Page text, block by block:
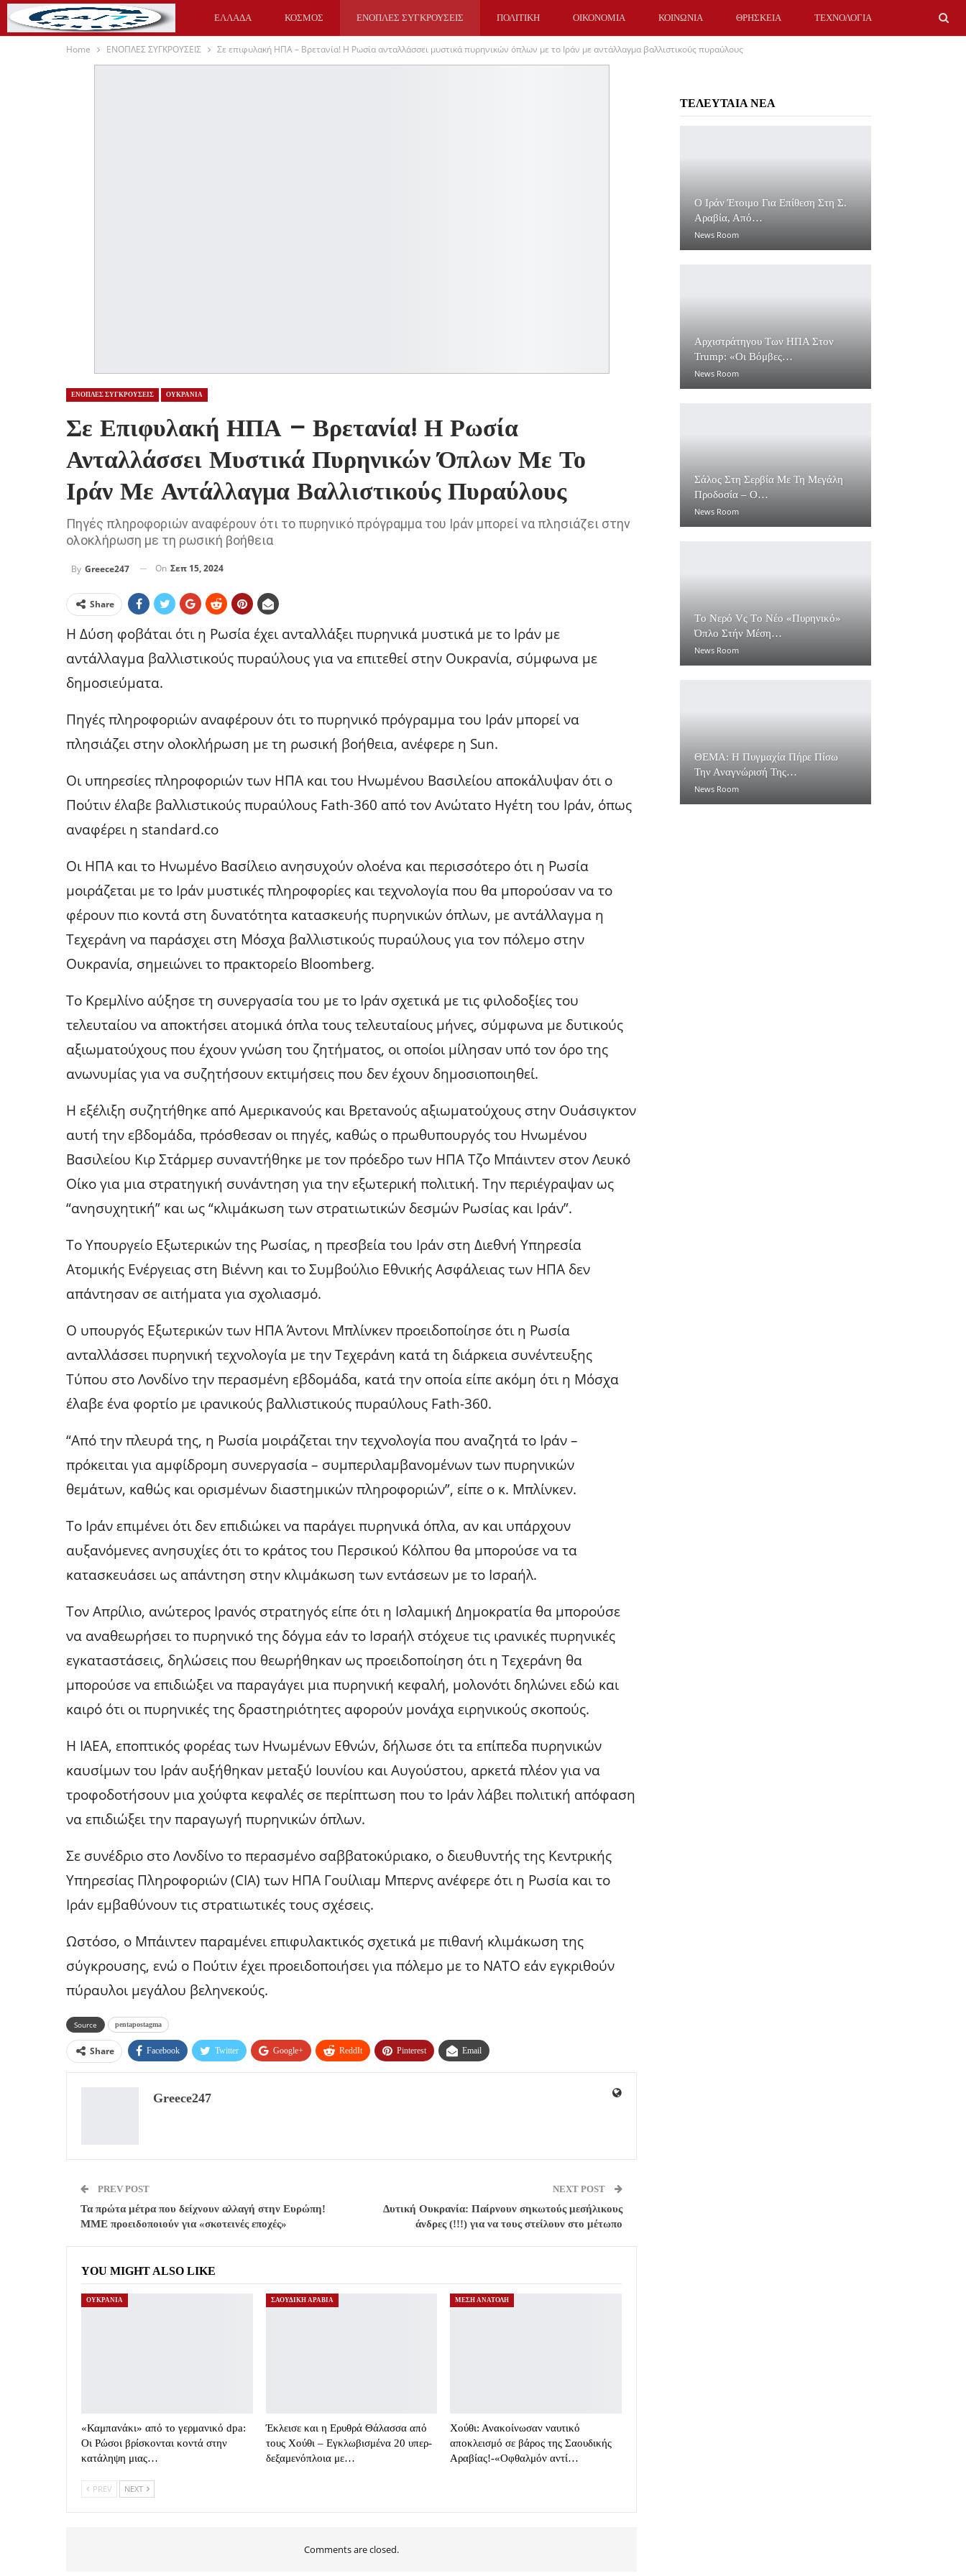
ΕΛΛΑΔΑ ΚΟΣΜΟΣ ΕΝΟΠΛΕΣ ΣΥΓΚΡΟΥΣΕΙΣ ΠΟΛΙΤΙΚΗ ΟΙΚΟΝΟΜΙΑ ΚΟΙΝΩΝΙΑ ΘΡΗΣΚΕΙΑ ΤΕΧΝΟΛΟΓΙΑ
ΥΓΕΙΑ ΑΘΛΗΤΙΚΑ
Home ΕΝΟΠΛΕΣ ΣΥΓΚΡΟΥΣΕΙΣ Σε επιφυλακή ΗΠΑ – Βρετανία! Η Ρωσία ανταλλάσσει μυστικά πυρηνικών όπλων με το Ιράν με αντάλλαγμα βαλλιστικούς πυραύλους
ΕΝΟΠΛΕΣ ΣΥΓΚΡΟΥΣΕΙΣ ΟΥΚΡΑΝΙΑ
Σε Επιφυλακή ΗΠΑ – Βρετανία! Η Ρωσία
Ανταλλάσσει Μυστικά Πυρηνικών Όπλων Με Το
Ιράν Με Αντάλλαγμα Βαλλιστικούς Πυραύλους
Πηγές πληροφοριών αναφέρουν ότι το πυρηνικό πρόγραμμα του Ιράν μπορεί να πλησιάζει στην
ολοκλήρωση με τη ρωσική βοήθεια
By Greece247 On Σεπ 15, 2024
Share
Η Δύση φοβάται ότι η Ρωσία έχει ανταλλάξει πυρηνικά μυστικά με το Ιράν με
αντάλλαγμα βαλλιστικούς πυραύλους για να επιτεθεί στην Ουκρανία, σύμφωνα με
δημοσιεύματα.
Πηγές πληροφοριών αναφέρουν ότι το πυρηνικό πρόγραμμα του Ιράν μπορεί να
πλησιάζει στην ολοκλήρωση με τη ρωσική βοήθεια, ανέφερε η Sun.
Οι υπηρεσίες πληροφοριών των ΗΠΑ και του Ηνωμένου Βασιλείου αποκάλυψαν ότι ο
Πούτιν έλαβε βαλλιστικούς πυραύλους Fath-360 από τον Ανώτατο Ηγέτη του Ιράν, όπως
αναφέρει η standard.co
Οι ΗΠΑ και το Ηνωμένο Βασίλειο ανησυχούν ολοένα και περισσότερο ότι η Ρωσία
μοιράζεται με το Ιράν μυστικές πληροφορίες και τεχνολογία που θα μπορούσαν να το
φέρουν πιο κοντά στη δυνατότητα κατασκευής πυρηνικών όπλων, με αντάλλαγμα η
Τεχεράνη να παράσχει στη Μόσχα βαλλιστικούς πυραύλους για τον πόλεμο στην
Ουκρανία, σημειώνει το πρακτορείο Bloomberg.
Το Κρεμλίνο αύξησε τη συνεργασία του με το Ιράν σχετικά με τις φιλοδοξίες του
τελευταίου να αποκτήσει ατομικά όπλα τους τελευταίους μήνες, σύμφωνα με δυτικούς
αξιωματούχους που έχουν γνώση του ζητήματος, οι οποίοι μίλησαν υπό τον όρο της
ανωνυμίας για να συζητήσουν εκτιμήσεις που δεν έχουν δημοσιοποιηθεί.
Η εξέλιξη συζητήθηκε από Αμερικανούς και Βρετανούς αξιωματούχους στην Ουάσιγκτον
αυτή την εβδομάδα, πρόσθεσαν οι πηγές, καθώς ο πρωθυπουργός του Ηνωμένου
Βασιλείου Κιρ Στάρμερ συναντήθηκε με τον πρόεδρο των ΗΠΑ Τζο Μπάιντεν στον Λευκό
Οίκο για μια στρατηγική συνάντηση για την εξωτερική πολιτική. Την περιέγραψαν ως
“ανησυχητική” και ως “κλιμάκωση των στρατιωτικών δεσμών Ρωσίας και Ιράν”.
Το Υπουργείο Εξωτερικών της Ρωσίας, η πρεσβεία του Ιράν στη Διεθνή Υπηρεσία
Ατομικής Ενέργειας στη Βιέννη και το Συμβούλιο Εθνικής Ασφάλειας των ΗΠΑ δεν
απάντησαν σε αιτήματα για σχολιασμό.
Ο υπουργός Εξωτερικών των ΗΠΑ Άντονι Μπλίνκεν προειδοποίησε ότι η Ρωσία
ανταλλάσσει πυρηνική τεχνολογία με την Τεχεράνη κατά τη διάρκεια συνέντευξης
Τύπου στο Λονδίνο την περασμένη εβδομάδα, κατά την οποία είπε ακόμη ότι η Μόσχα
έλαβε ένα φορτίο με ιρανικούς βαλλιστικούς πυραύλους Fath-360.
“Από την πλευρά της, η Ρωσία μοιράζεται την τεχνολογία που αναζητά το Ιράν –
πρόκειται για αμφίδρομη συνεργασία – συμπεριλαμβανομένων των πυρηνικών
θεμάτων, καθώς και ορισμένων διαστημικών πληροφοριών”, είπε ο κ. Μπλίνκεν.
Το Ιράν επιμένει ότι δεν επιδιώκει να παράγει πυρηνικά όπλα, αν και υπάρχουν
αυξανόμενες ανησυχίες ότι το κράτος του Περσικού Κόλπου θα μπορούσε να τα
κατασκευάσει ως απάντηση στην κλιμάκωση των εντάσεων με το Ισραήλ.
Τον Απρίλιο, ανώτερος Ιρανός στρατηγός είπε ότι η Ισλαμική Δημοκρατία θα μπορούσε
να αναθεωρήσει το πυρηνικό της δόγμα εάν το Ισραήλ στόχευε τις ιρανικές πυρηνικές
εγκαταστάσεις, δηλώσεις που θεωρήθηκαν ως προειδοποίηση ότι η Τεχεράνη θα
μπορούσε να επιδιώξει να παραγάγει μια πυρηνική κεφαλή, μολονότι δηλώνει εδώ και
καιρό ότι οι πυρηνικές της δραστηριότητες αφορούν μονάχα ειρηνικούς σκοπούς.
Η ΙΑΕΑ, εποπτικός φορέας των Ηνωμένων Εθνών, δήλωσε ότι τα επίπεδα πυρηνικών
καυσίμων του Ιράν αυξήθηκαν μεταξύ Ιουνίου και Αυγούστου, αρκετά πλέον για να
τροφοδοτήσουν μια χούφτα κεφαλές σε περίπτωση που το Ιράν λάβει πολιτική απόφαση
να επιδιώξει την παραγωγή πυρηνικών όπλων.
Σε συνέδριο στο Λονδίνο το περασμένο σαββατοκύριακο, ο διευθυντής της Κεντρικής
Υπηρεσίας Πληροφοριών (CIA) των ΗΠΑ Γουίλιαμ Μπερνς ανέφερε ότι η Ρωσία και το
Ιράν εμβαθύνουν τις στρατιωτικές τους σχέσεις.
Ωστόσο, ο Μπάιντεν παραμένει επιφυλακτικός σχετικά με πιθανή κλιμάκωση της
σύγκρουσης, ενώ ο Πούτιν έχει προειδοποιήσει για πόλεμο με το ΝΑΤΟ εάν εγκριθούν
πύραυλοι μεγάλου βεληνεκούς.
Source pentapostagma
Share Facebook Twitter Google+ ReddIt Pinterest Email
Greece247
PREV POST
Τα πρώτα μέτρα που δείχνουν αλλαγή στην Ευρώπη!
ΜΜΕ προειδοποιούν για «σκοτεινές εποχές»
NEXT POST
Δυτική Ουκρανία: Παίρνουν σηκωτούς μεσήλικους
άνδρες (!!!) για να τους στείλουν στο μέτωπο
YOU MIGHT ALSO LIKE
ΟΥΚΡΑΝΙΑ
«Καμπανάκι» από το γερμανικό dpa:
Οι Ρώσοι βρίσκονται κοντά στην
κατάληψη μιας…
ΣΑΟΥΔΙΚΗ ΑΡΑΒΙΑ
Έκλεισε και η Ερυθρά Θάλασσα από
τους Χούθι – Εγκλωβισμένα 20 υπερ-
δεξαμενόπλοια με…
ΜΕΣΗ ΑΝΑΤΟΛΗ
Χούθι: Ανακοίνωσαν ναυτικό
αποκλεισμό σε βάρος της Σαουδικής
Αραβίας!-«Οφθαλμόν αντί…
PREV NEXT
Comments are closed.
ΤΕΛΕΥΤΑΙΑ ΝΕΑ
O Ιράν Έτοιμο Για Επίθεση Στη Σ.
Αραβία, Από…
News Room
Αρχιστράτηγου Των ΗΠΑ Στον
Trump: «Οι Βόμβες…
News Room
Σάλος Στη Σερβία Με Τη Μεγάλη
Προδοσία – O…
News Room
Τo Νερό Vς Τo Νέο «πυρηνικό»
Όπλο Στήν Μέση…
News Room
ΘΕΜΑ: Η Πυγμαχία Πήρε Πίσω
Την Αναγνώρισή Της…
News Room